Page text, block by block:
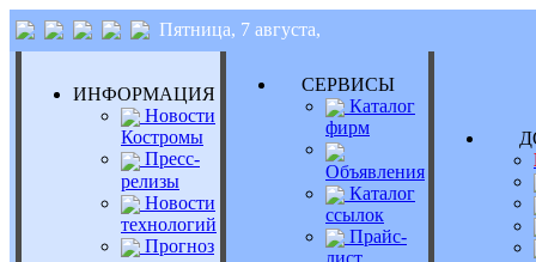
Пятница, 7 августа,
ИНФОРМАЦИЯ
Новости
Костромы
Пресс-
релизы
Новости
технологий
Прогноз
СЕРВИСЫ
Каталог
фирм
Объявления
Каталог
ссылок
Прайс-